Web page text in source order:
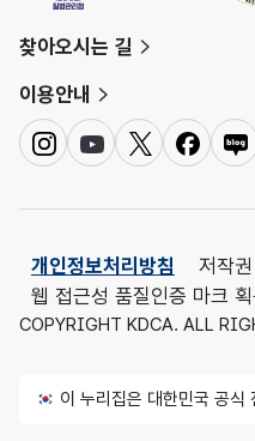
찾아오시는 길
이용안내
인
스
램
유
튜
트
위
페
이
네
이
로
그
개인정보처리방침
저작
웹 접근성 품질인증 마크
COPYRIGHT KDCA. ALL
이 누리집은 대한민국 공식